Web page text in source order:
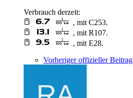
Verbrauch derzeit:
, mit C253.
, mit R107.
, mit E28.
Vorheriger offizieller Beitrag